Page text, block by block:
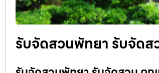
รับจัดสวนพัทยา รับจัด